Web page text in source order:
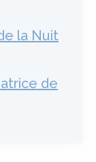
la Nuit
de